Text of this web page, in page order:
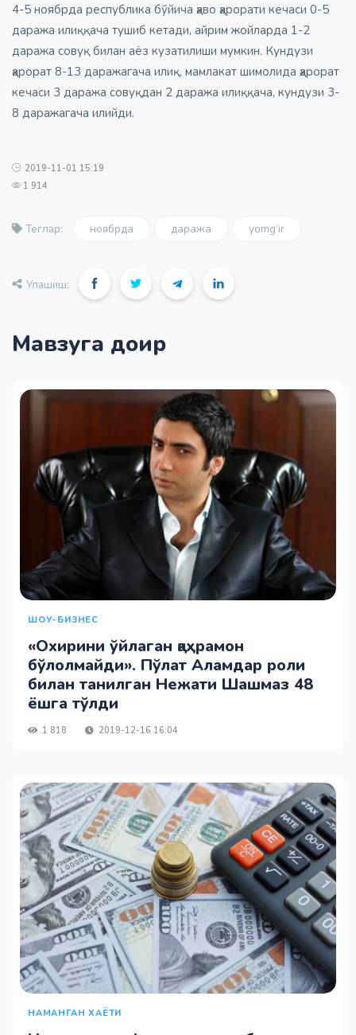
4-5 ноябрда республика бўйича ҳаво ҳарорати кечаси 0-5
даража илиққача тушиб кетади, айрим жойларда 1-2
даража совуқ билан аёз кузатилиши мумкин. Кундузи
ҳарорат 8-13 даражагача илиқ, мамлакат шимолида ҳарорат
кечаси 3 даража совуқдан 2 даража илиққача, кундузи 3-
8 даражагача илийди.
2019-11-01 15:19
1 914
Теглар: ноябрда даража yomg‘ir
Улашиш:
Мавзуга доир
ШОУ-БИЗНЕС
«Охирини ўйлаган қаҳрамон
бўлолмайди». Пўлат Аламдар роли
билан танилган Нежати Шашмаз 48
ёшга тўлди
1 818 2019-12-16 16:04
НАМАНГАН ХАЁТИ